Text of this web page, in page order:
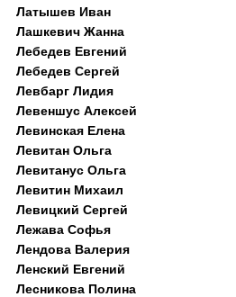
Латышев Иван
Лашкевич Жанна
Лебедев Евгений
Лебедев Сергей
Левбарг Лидия
Левеншус Алексей
Левинская Елена
Левитан Ольга
Левитанус Ольга
Левитин Михаил
Левицкий Сергей
Лежава Софья
Лендова Валерия
Ленский Евгений
Лесникова Полина